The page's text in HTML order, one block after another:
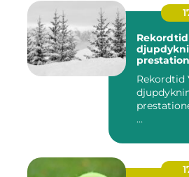
Rekordtid
prestationerna
...